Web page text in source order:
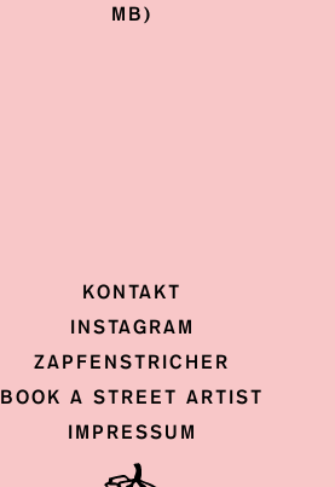
MB)
KONTAKT
INSTAGRAM
ZAPFENSTRICHER
BOOK A STREET ARTIST
IMPRESSUM